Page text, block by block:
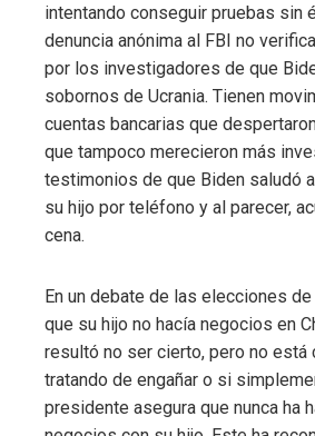
intentando conseguir pruebas sin
denuncia anónima al FBI no
por los investigadores de que
sobornos de Ucrania. Tienen
cuentas bancarias que
que tampoco merecieron más
testimonios de que Biden saludó
su hijo por teléfono y al parecer,
cena.
En un debate de las elecciones
que su hijo no hacía negocios en
resultó no ser cierto, pero no está
tratando de engañar o si
presidente asegura que nunca ha